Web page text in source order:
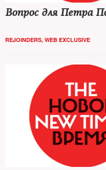
Вопрос для Петра
REJOINDERS, WEB EXCLUSIVE